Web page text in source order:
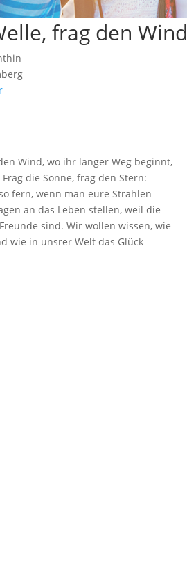
frag den Wind
Wind, wo ihr langer Weg beginnt,
die Sonne, frag den Stern:
fern, wenn man eure Strahlen
an das Leben stellen, weil die
sind. Wir wollen wissen, wie
wie in unsrer Welt das Glück